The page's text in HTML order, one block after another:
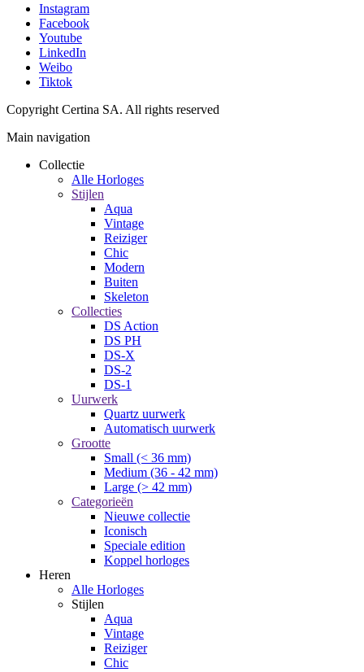
Instagram
Facebook
Youtube
LinkedIn
Weibo
Tiktok
Copyright Certina SA. All rights reserved
Main navigation
Collectie
Alle Horloges
Stijlen
Aqua
Vintage
Reiziger
Chic
Modern
Buiten
Skeleton
Collecties
DS Action
DS PH
DS-X
DS-2
DS-1
Uurwerk
Quartz uurwerk
Automatisch uurwerk
Grootte
Small (< 36 mm)
Medium (36 - 42 mm)
Large (> 42 mm)
Categorieën
Nieuwe collectie
Iconisch
Speciale edition
Koppel horloges
Heren
Alle Horloges
Stijlen
Aqua
Vintage
Reiziger
Chic